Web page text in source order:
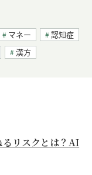
マネー
認知症
漢方
リスクとは？AI